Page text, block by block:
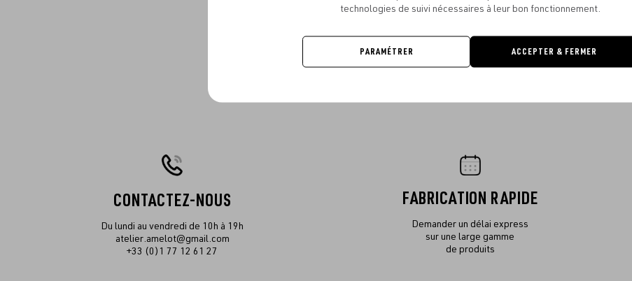
CONTACTEZ-NOUS
Du lundi au vendredi de 10h à 19h
atelier.amelot@gmail.com
+33 (0)1 77 12 61 27
FABRICATION RAPIDE
Demander un délai express
sur une large gamme
de produits
technologies de suivi nécessaires à leur bon fonctionnement.
PARAMÉTRER ACCEPTER & FERMER